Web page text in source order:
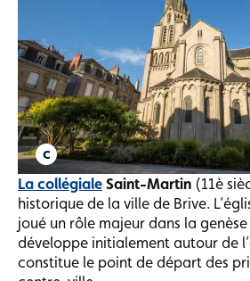
La collégiale Saint-Martin (11è
historique de la ville de Brive.
joué un rôle majeur dans la
développe initialement autour de
constitue le point de départ des